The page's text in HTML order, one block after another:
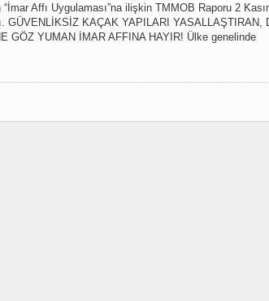
“İmar Affı Uygulaması”na ilişkin TMMOB Raporu 2
GÜVENLİKSİZ KAÇAK YAPILARI YASALLAŞTIRAN,
GÖZ YUMAN İMAR AFFINA HAYIR! Ülke genelinde